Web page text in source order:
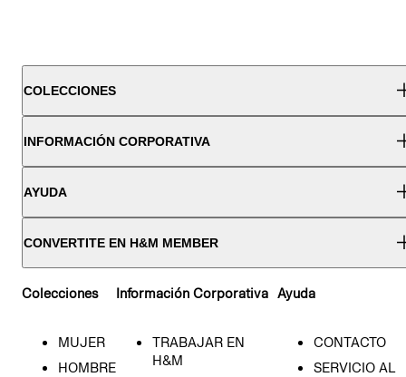
COLECCIONES
INFORMACIÓN CORPORATIVA
AYUDA
CONVERTITE EN H&M MEMBER
Colecciones
MUJER
HOMBRE
Información Corporativa
TRABAJAR EN
H&M
Ayuda
CONTACTO
SERVICIO AL